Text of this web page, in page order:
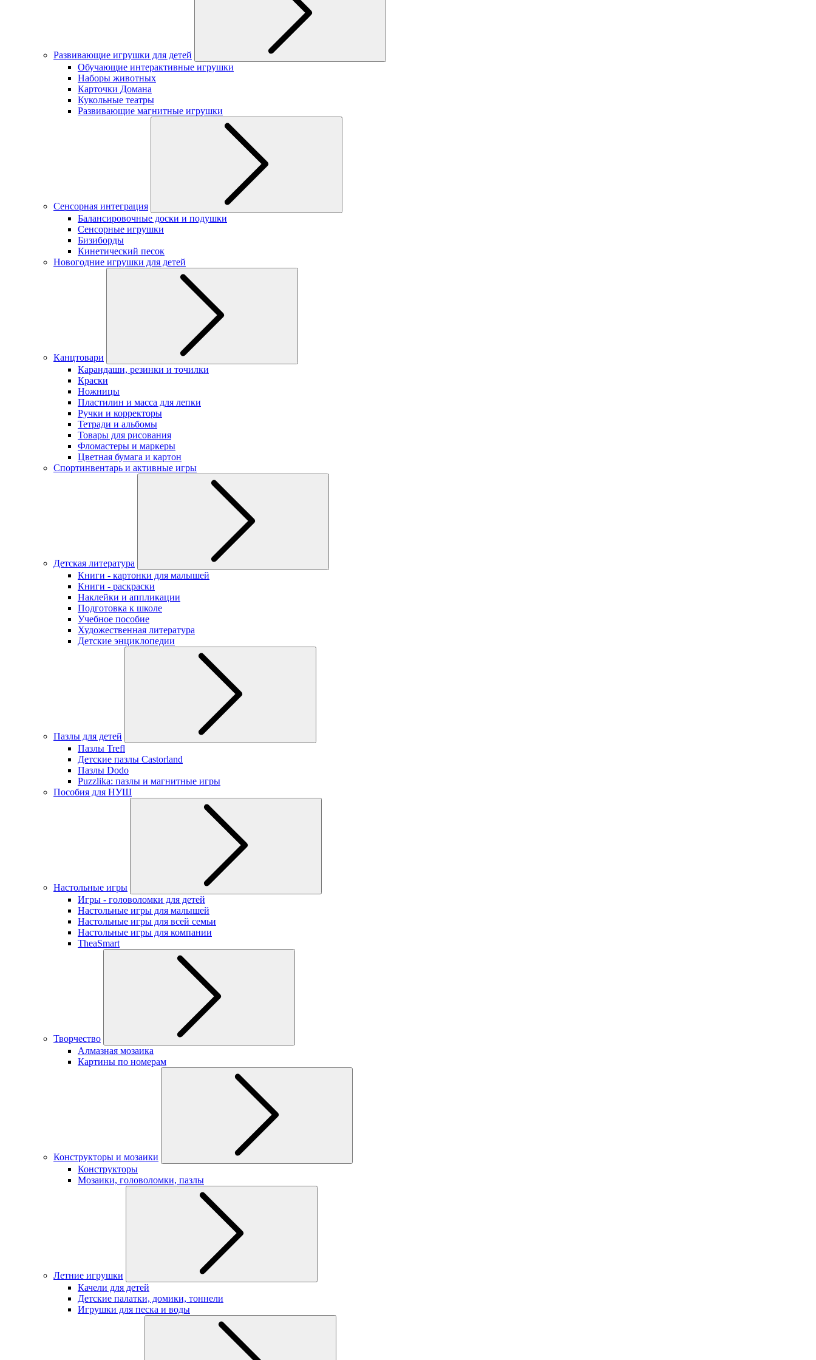
Развивающие игрушки для детей
Обучающие интерактивные игрушки
Наборы животных
Карточки Домана
Кукольные театры
Развивающие магнитные игрушки
Сенсорная интеграция
Балансировочные доски и подушки
Сенсорные игрушки
Бизиборды
Кинетический песок
Новогодние игрушки для детей
Канцтовари
Карандаши, резинки и точилки
Краски
Ножницы
Пластилин и масса для лепки
Ручки и корректоры
Тетради и альбомы
Товары для рисования
Фломастеры и маркеры
Цветная бумага и картон
Спортинвентарь и активные игры
Детская литература
Книги - картонки для малышей
Книги - раскраски
Наклейки и аппликации
Подготовка к школе
Учебное пособие
Художественная литература
Детские энциклопедии
Пазлы для детей
Пазлы Trefl
Детские пазлы Castorland
Пазлы Dodo
Puzzlika: пазлы и магнитные игры
Пособия для НУШ
Настольные игры
Игры - головоломки для детей
Настольные игры для малышей
Настольные игры для всей семьи
Настольные игры для компании
TheaSmart
Творчество
Алмазная мозаика
Картины по номерам
Конструкторы и мозаики
Конструкторы
Мозаики, головоломки, пазлы
Летние игрушки
Качели для детей
Детские палатки, домики, тоннели
Игрушки для песка и воды